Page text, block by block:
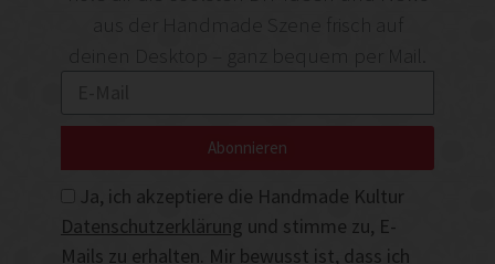
deinen Desktop – ganz bequem per Mail.
Ja, ich akzeptiere die Handmade Kultur
Datenschutzerklärung und stimme zu, E-
Mails zu erhalten. Mir bewusst ist, dass ich
Abonnieren